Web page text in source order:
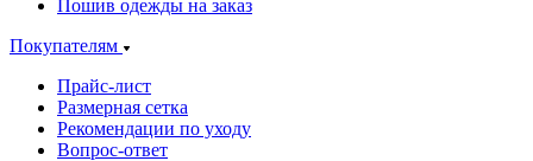
Пошив одежды на заказ
Покупателям
Прайс-лист
Размерная сетка
Рекомендации по уходу
Вопрос-ответ